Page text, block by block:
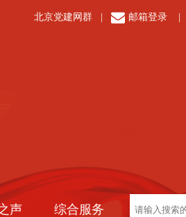
北京党建网群 邮箱登录
声 综合服务